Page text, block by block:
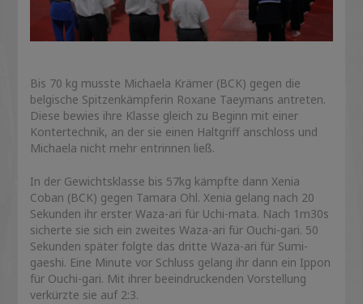
Bis 70 kg musste Michaela Krämer (BCK) gegen die
belgische Spitzenkämpferin Roxane Taeymans antreten.
Diese bewies ihre Klasse gleich zu Beginn mit einer
Kontertechnik, an der sie einen Haltgriff anschloss und
Michaela nicht mehr entrinnen ließ.
In der Gewichtsklasse bis 57kg kämpfte dann Xenia
Coban (BCK) gegen Tamara Ohl. Xenia gelang nach 20
Sekunden ihr erster Waza-ari für Uchi-mata. Nach 1m30s
sicherte sie sich ein zweites Waza-ari für Ouchi-gari. 50
Sekunden später folgte das dritte Waza-ari für Sumi-
gaeshi. Eine Minute vor Schluss gelang ihr dann ein Ippon
für Ouchi-gari. Mit ihrer beeindruckenden Vorstellung
verkürzte sie auf 2:3.